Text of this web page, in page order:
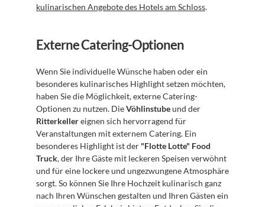
kulinarischen Angebote des Hotels am Schloss.
Externe Catering-Optionen
Wenn Sie individuelle Wünsche haben oder ein
besonderes kulinarisches Highlight setzen möchten,
haben Sie die Möglichkeit, externe Catering-
Optionen zu nutzen. Die Vöhlinstube
Ritterkeller eignen sich hervorragend für
Veranstaltungen mit externem Catering. Ein
besonderes Highlight ist der "Flotte Lotte" Food
Truck, der Ihre Gäste mit leckeren Speisen verwöhnt
und für eine lockere und ungezwungene Atmosphäre
sorgt. So können Sie Ihre Hochzeit kulinarisch ganz
nach Ihren Wünschen gestalten und Ihren Gästen ein